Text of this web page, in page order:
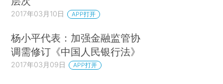
2017年03月10日 APP打开
杨小平代表：加强金融监管协
调需修订《中国人民银行法》
2017年03月09日 APP打开